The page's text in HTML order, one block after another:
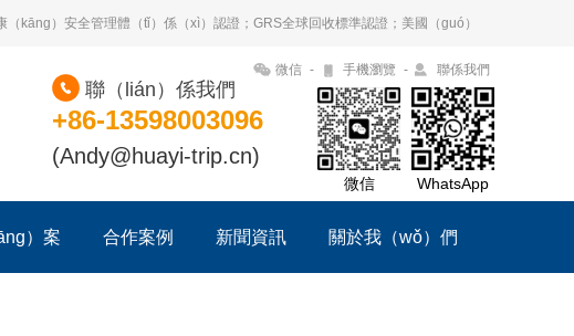
kāng）安全管理體（tǐ）係（xì）認證；GRS全球回收標準認證；美國（guó）
微信 - 手機瀏覽 - 聯係我們
+86-13598003096
(Andy@huayi-trip.cn)
聯（lián）係我們
微信 WhatsApp
）案 合作案例 新聞資訊 關於我（wǒ）們